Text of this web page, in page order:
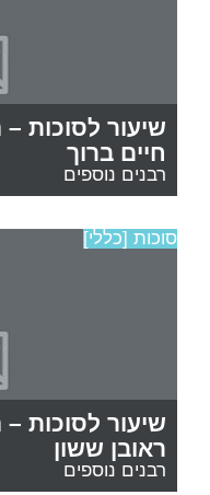
שיעור לסוכות
חיים ברוך
רבנים נוספים
סוכות [כללי]
שיעור לסוכות
ראובן ששון
רבנים נוספים